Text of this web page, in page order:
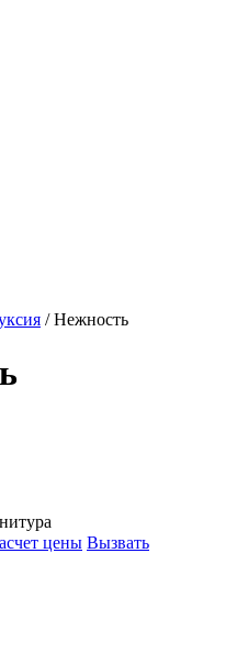
/ Нежность
цены Вызвать